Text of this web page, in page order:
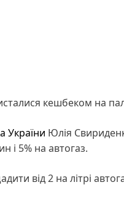
кешбеком на
України Юлія
і 5% на автогаз.
від 2 на літрі